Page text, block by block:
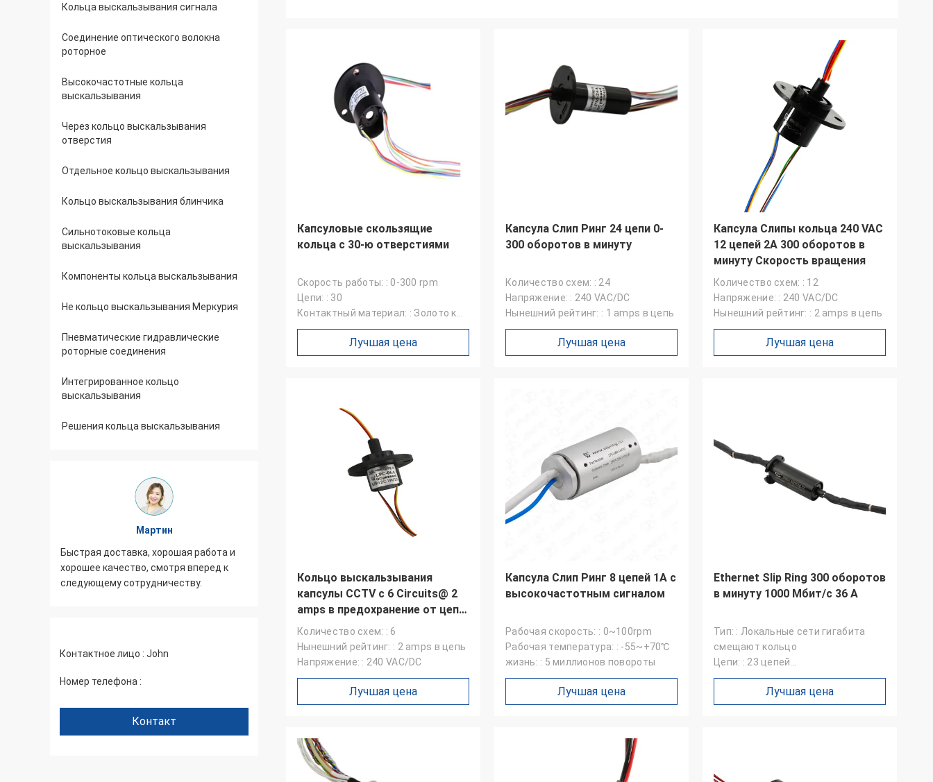
Кольца выскальзывания сигнала
Соединение оптического волокна
роторное
Высокочастотные кольца
выскальзывания
Через кольцо выскальзывания
отверстия
Отдельное кольцо выскальзывания
Кольцо выскальзывания блинчика
Сильнотоковые кольца
выскальзывания
Компоненты кольца выскальзывания
Не кольцо выскальзывания Меркурия
Пневматические гидравлические
роторные соединения
Интегрированное кольцо
выскальзывания
Решения кольца выскальзывания
Мартин
Быстрая доставка, хорошая работа и
хорошее качество, смотря вперед к
следующему сотрудничеству.
Возникновение кольца
пакующ осторожно, восторг
обслуживания, потребность приходить
Контактное лицо : John
Номер телефона :
Контакт
Капсуловые скользящие
кольца с 30-ю отверстиями
Скорость работы: : 0-300 rpm
Цепи: : 30
Контактный материал: : Золото к
золоту
Лучшая цена
Капсула Слип Ринг 24 цепи 0-
300 оборотов в минуту
Количество схем: : 24
Напряжение: : 240 VAC/DC
Нынешний рейтинг: : 1 amps в цепь
Лучшая цена
Капсула Слипы кольца 240 VAC
12 цепей 2A 300 оборотов в
минуту Скорость вращения
Количество схем: : 12
Напряжение: : 240 VAC/DC
Нынешний рейтинг: : 2 amps в цепь
Лучшая цена
Кольцо выскальзывания
капсулы CCTV с 6 Circuits@ 2
amps в предохранение от цепи
IP54
Количество схем: : 6
Нынешний рейтинг: : 2 amps в цепь
Напряжение: : 240 VAC/DC
Лучшая цена
Капсула Слип Ринг 8 цепей 1А с
высокочастотным сигналом
Рабочая скорость: : 0~100rpm
Рабочая температура: : -55~+70℃
жизнь: : 5 миллионов повороты
Лучшая цена
Ethernet Slip Ring 300 оборотов
в минуту 1000 Мбит/с 36 А
Тип: : Локальные сети гигабита
смещают кольцо
Цепи: : 23 цепей
Напряжение: : 240 В
Лучшая цена